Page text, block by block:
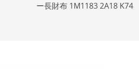
ー長財布 1M1183 2A18 K74